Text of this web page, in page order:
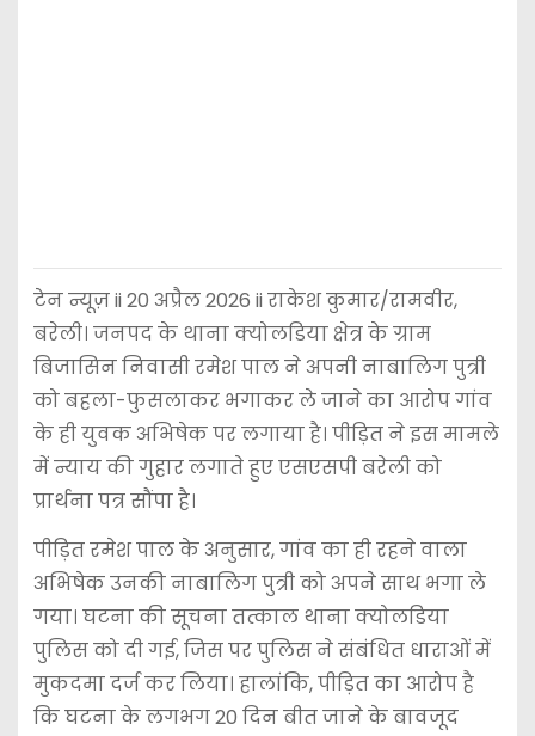
टेन न्यूज़ ii 20 अप्रैल 2026 ii राकेश कुमार/रामवीर,
बरेली। जनपद के थाना क्योलडिया क्षेत्र के ग्राम
बिजासिन निवासी रमेश पाल ने अपनी नाबालिग पुत्री
को बहला-फुसलाकर भगाकर ले जाने का आरोप गांव
के ही युवक अभिषेक पर लगाया है। पीड़ित ने इस मामले
में न्याय की गुहार लगाते हुए एसएसपी बरेली को
प्रार्थना पत्र सौंपा है।
पीड़ित रमेश पाल के अनुसार, गांव का ही रहने वाला
अभिषेक उनकी नाबालिग पुत्री को अपने साथ भगा ले
गया। घटना की सूचना तत्काल थाना क्योलडिया
पुलिस को दी गई, जिस पर पुलिस ने संबंधित धाराओं में
मुकदमा दर्ज कर लिया। हालांकि, पीड़ित का आरोप है
कि घटना के लगभग 20 दिन बीत जाने के बावजूद